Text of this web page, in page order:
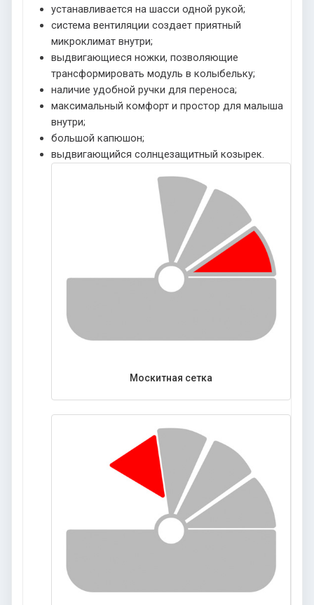
устанавливается на шасси одной рукой;
система вентиляции создает приятный
микроклимат внутри;
выдвигающиеся ножки, позволяющие
трансформировать модуль в колыбельку;
наличие удобной ручки для переноса;
максимальный комфорт и простор для малыша
внутри;
большой капюшон;
выдвигающийся солнцезащитный козырек.
Москитная сетка